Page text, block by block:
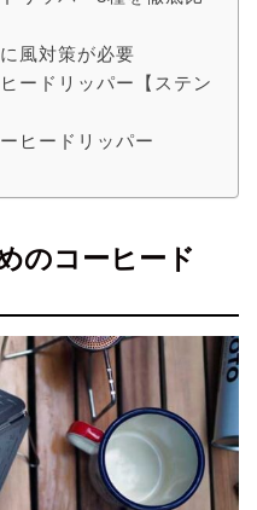
風対策が必要
ードリッパー【ステン
ヒードリッパー
のコーヒード